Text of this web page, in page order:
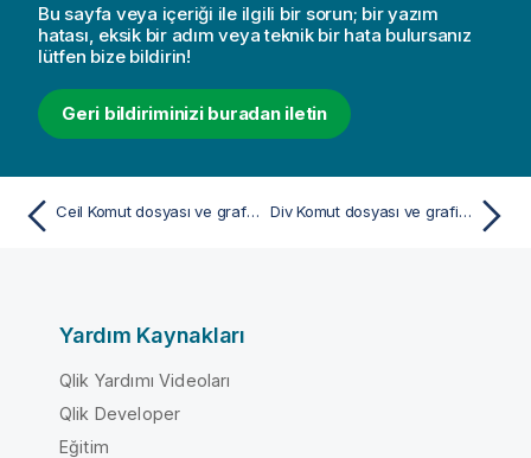
Bu sayfa veya içeriği ile ilgili bir sorun; bir yazım
hatası, eksik bir adım veya teknik bir hata bulursanız
lütfen bize bildirin!
Geri bildiriminizi buradan iletin
Ceil Komut dosyası ve grafik fonksiyonu Div Komut dosyası ve grafik fonksiyonu
Yardım Kaynakları
Qlik Yardımı Videoları
Qlik Developer
Eğitim